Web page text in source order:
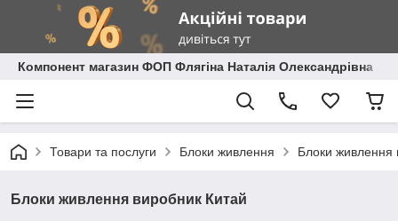
Компонент магазин ФОП Флягіна Наталія Олександрівна
Товари та послуги Блоки живлення Блоки живлення
Блоки живлення виробник Китай